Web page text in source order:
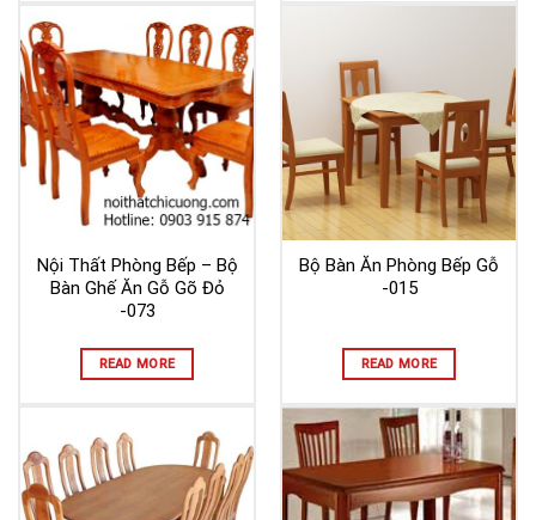
Nội Thất Phòng Bếp – Bộ
Bàn Ghế Ăn Gỗ Gõ Đỏ
-073
READ MORE
Bộ Bàn Ăn Phòng Bếp Gỗ
-015
READ MORE